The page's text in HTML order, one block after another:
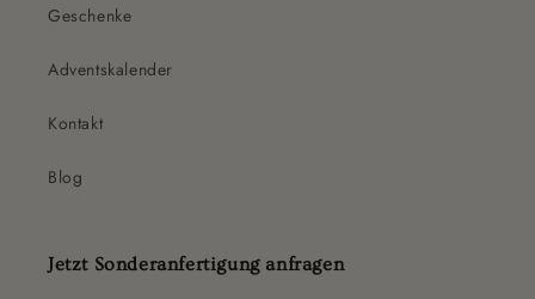
Geschenke
Adventskalender
Kontakt
Blog
Jetzt Sonderanfertigung anfragen